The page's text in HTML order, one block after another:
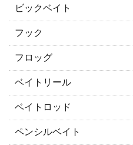
ビックベイト
フック
フロッグ
ベイトリール
ベイトロッド
ペンシルベイト